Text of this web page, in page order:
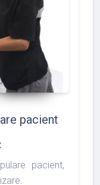
97shopping_basket
pacient
pacient,